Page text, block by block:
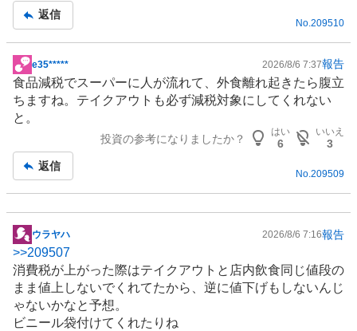
事
返信
No. 209510
掲
示
板
記
e35***** 2026/8/6 7:37報告
食品減税でスーパーに人が流れて、 外食離れ起きたら腹立
ちますね。テイクアウトも必ず減税対象にしてくれない
と。
投資の参考になりましたか？
はい
6
いいえ
3
返信
No.209509
掲
示
板
記
事
ウラヤハ 2026/8/6 7:16報告
>>209507
消費税が上がった際はテイクアウトと店内飲食同じ値段の
まま値上しないでくれてたから、逆に値下げもしないんじ
ゃないかなと予想。
ビニール袋付けてくれたりね